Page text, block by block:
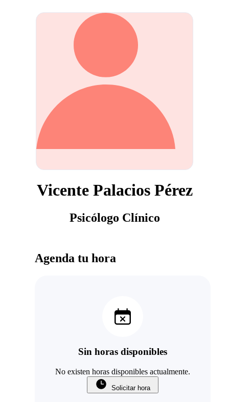
Vicente Palacios Pérez
Psicólogo Clínico
Agenda tu hora
Sin horas disponibles
No existen horas disponibles actualmente.
Solicitar hora